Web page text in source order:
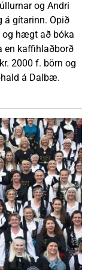
og Andri
á gítarinn. Opið
hægt að bóka
en kaffihlaðborð
2000 f. börn og
á Dalbæ.